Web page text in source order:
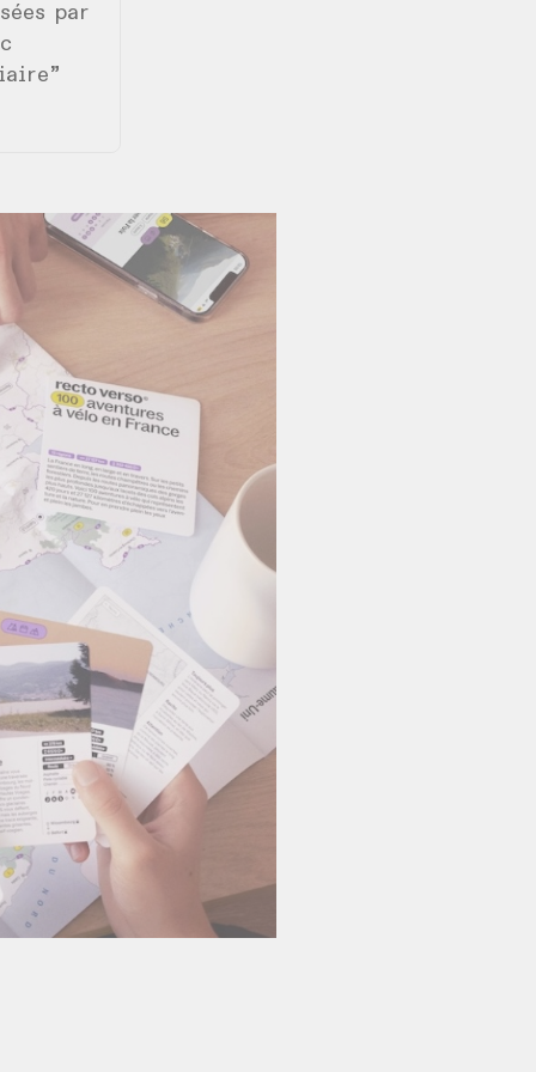
par